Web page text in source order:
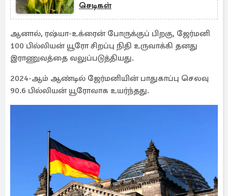
செடிகள்
ஆனால், ரஷ்யா-உக்ரைன் போருக்குப் பிறகு, ஜேர்மனி
100 பில்லியன் யூரோ சிறப்பு நிதி உருவாக்கி தனது
இராணுவத்தை வலுப்படுத்தியது.
2024-ஆம் ஆண்டில் ஜேர்மனியின் பாதுகாப்பு செலவு
90.6 பில்லியன் யூரோவாக உயர்ந்தது.